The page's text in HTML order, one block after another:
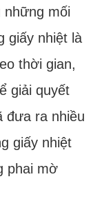
mối
giấy nhiệt là
thời gian,
giải quyết
đưa ra nhiều
giấy nhiệt
phai mờ